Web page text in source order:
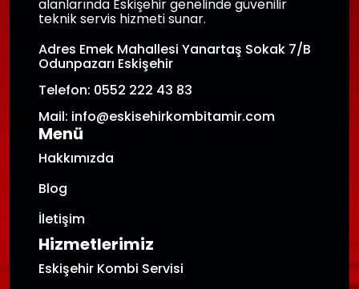
alanlarında Eskişehir genelinde güvenilir
teknik servis hizmeti sunar.
Adres Emek Mahallesi Yanartaş Sokak 7/B
Odunpazarı Eskişehir
Telefon: 0552 222 43 83
Mail: info@eskisehirkombitamir.com
Menü
Hakkımızda
Blog
İletişim
Hizmetlerimiz
Eskişehir Kombi Servisi